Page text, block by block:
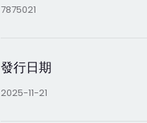
7875021
發行日期
2025-11-21